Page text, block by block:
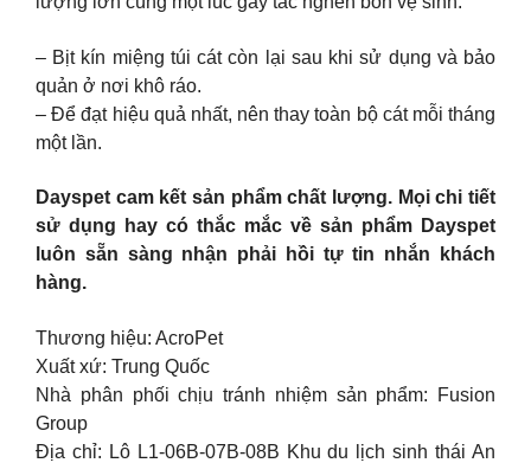
– Bịt kín miệng túi cát còn lại sau khi sử dụng và bảo
quản ở nơi khô ráo.
– Để đạt hiệu quả nhất, nên thay toàn bộ cát mỗi tháng
một lần.
Dayspet cam kết sản phẩm chất lượng. Mọi chi tiết
sử dụng hay có thắc mắc về sản phẩm Dayspet
luôn sẵn sàng nhận phải hồi tự tin nhắn khách
hàng.
Thương hiệu: AcroPet
Xuất xứ: Trung Quốc
Nhà phân phối chịu tránh nhiệm sản phẩm: Fusion
Group
Địa chỉ: Lô L1-06B-07B-08B Khu du lịch sinh thái An